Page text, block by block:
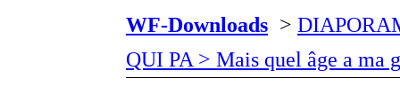
WF-Downloads >
QUI PA > Mais quel âge a ma